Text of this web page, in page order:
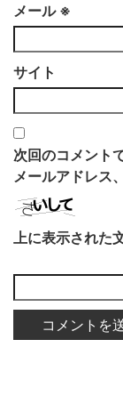
メール ※
サイト
次回のコメント
メールアドレス
上に表示された